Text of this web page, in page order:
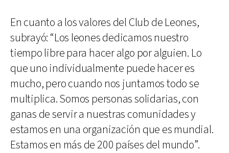
En cuanto a los valores del Club de Leones,
subrayó: “Los leones dedicamos nuestro
tiempo libre para hacer algo por alguien. Lo
que uno individualmente puede hacer es
mucho, pero cuando nos juntamos todo se
multiplica. Somos personas solidarias, con
ganas de servir a nuestras comunidades y
estamos en una organización que es mundial.
Estamos en más de 200 países del mundo”.